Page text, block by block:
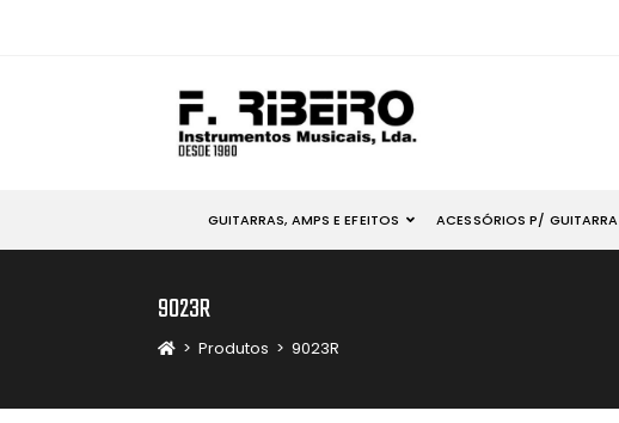
GUITARRAS, AMPS E EFEITOS ACESSÓRIOS P/ GUITARRA
9023R
> Produtos > 9023R